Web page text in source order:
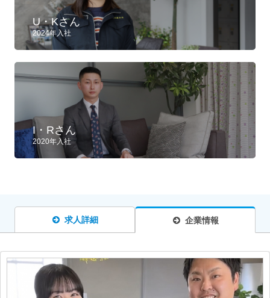
U・Kさん
2024年入社
I・Rさん
2020年入社
求人詳細 企業情報